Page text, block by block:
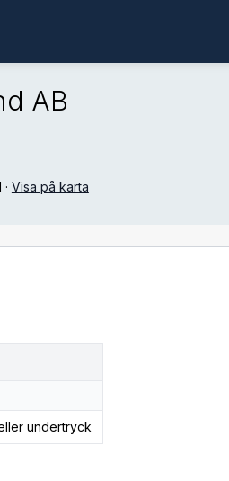
AB
· Visa på karta
undertryck